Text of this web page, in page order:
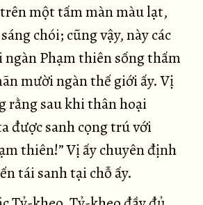
một tấm màn màu lạt,
chói; cũng vậy, này các
Phạm thiên sống thấm
mười ngàn thế giới ấy. Vị
rằng sau khi thân hoại
được sanh cọng trú với
thiên!” Vị ấy chuyên định
tái sanh tại chỗ ấy.